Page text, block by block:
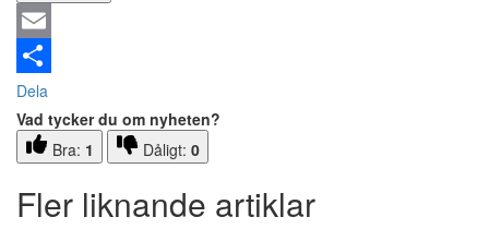
Email
Dela
Vad tycker du om nyheten?
Bra: 1 Dåligt: 0
Fler liknande artiklar